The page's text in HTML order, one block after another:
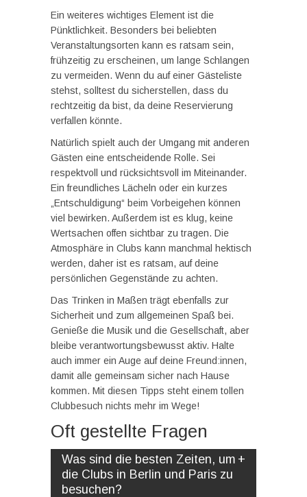
Ein weiteres wichtiges Element ist die
Pünktlichkeit. Besonders bei beliebten
Veranstaltungsorten kann es ratsam sein,
frühzeitig zu erscheinen, um lange Schlangen
zu vermeiden. Wenn du auf einer Gästeliste
stehst, solltest du sicherstellen, dass du
rechtzeitig da bist, da deine Reservierung
verfallen könnte.
Natürlich spielt auch der Umgang mit anderen
Gästen eine entscheidende Rolle. Sei
respektvoll und rücksichtsvoll im Miteinander.
Ein freundliches Lächeln oder ein kurzes
„Entschuldigung“ beim Vorbeigehen können
viel bewirken. Außerdem ist es klug, keine
Wertsachen offen sichtbar zu tragen. Die
Atmosphäre in Clubs kann manchmal hektisch
werden, daher ist es ratsam, auf deine
persönlichen Gegenstände zu achten.
Das Trinken in Maßen trägt ebenfalls zur
Sicherheit und zum allgemeinen Spaß bei.
Genieße die Musik und die Gesellschaft, aber
bleibe verantwortungsbewusst aktiv. Halte
auch immer ein Auge auf deine Freund:innen,
damit alle gemeinsam sicher nach Hause
kommen. Mit diesen Tipps steht einem tollen
Clubbesuch nichts mehr im Wege!
Oft gestellte Fragen
Was sind die besten Zeiten, um
die Clubs in Berlin und Paris zu
besuchen?